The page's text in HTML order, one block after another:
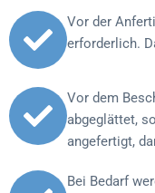
Vor der
erforderlich.
Vor dem
abgeglättet,
angefertigt,
Bei Bedarf